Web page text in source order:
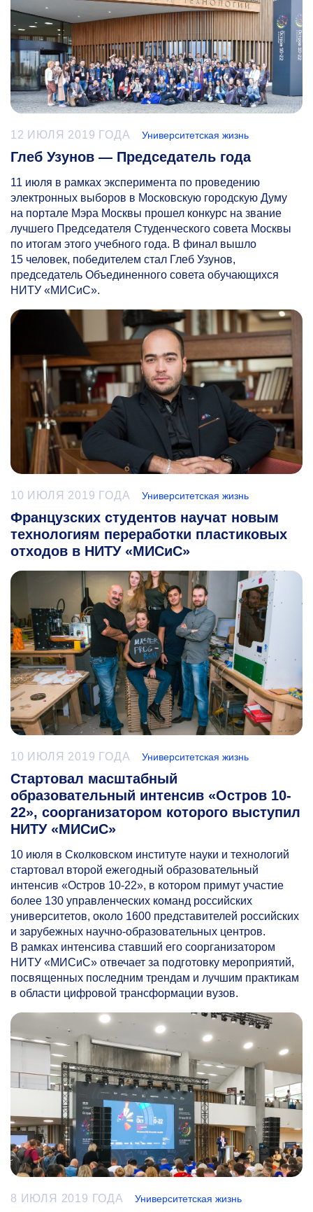
12 ИЮЛЯ 2019 ГОДА Университетская жизнь
Глеб Узунов — Председатель года
11 июля в рамках эксперимента по проведению
электронных выборов в Московскую городскую Думу
на портале Мэра Москвы прошел конкурс на звание
лучшего Председателя Студенческого совета Москвы
по итогам этого учебного года. В финал вышло
15 человек, победителем стал Глеб Узунов,
председатель Объединенного совета обучающихся
НИТУ «МИСиС».
10 ИЮЛЯ 2019 ГОДА Университетская жизнь
Французских студентов научат новым
технологиям переработки пластиковых
отходов в НИТУ «МИСиС»
10 ИЮЛЯ 2019 ГОДА Университетская жизнь
Стартовал масштабный
образовательный интенсив «Остров 10-
22», соорганизатором которого выступил
НИТУ «МИСиС»
10 июля в Сколковском институте науки и технологий
стартовал второй ежегодный образовательный
интенсив «Остров 10-22», в котором примут участие
более 130 управленческих команд российских
университетов, около 1600 представителей российских
и зарубежных научно-образовательных центров.
В рамках интенсива ставший его соорганизатором
НИТУ «МИСиС» отвечает за подготовку мероприятий,
посвященных последним трендам и лучшим практикам
в области цифровой трансформации вузов.
8 ИЮЛЯ 2019 ГОДА Университетская жизнь